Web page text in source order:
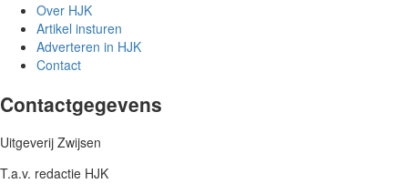
Over HJK
Artikel insturen
Adverteren in HJK
Contact
Contactgegevens
Uitgeverij Zwijsen
T.a.v. redactie HJK